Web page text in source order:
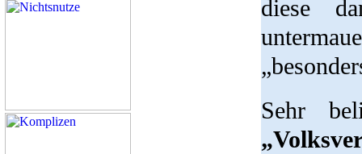
diese
Sehr